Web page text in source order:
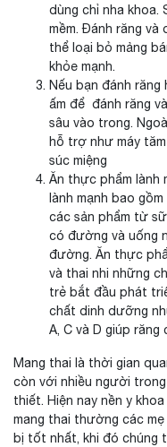
dùng chỉ nha khoa.
mềm. Đánh răng
thể loại bỏ mảng
khỏe mạnh.
Nếu bạn đánh
ấm để đánh răng
sâu vào trong.
hỗ trợ như máy
súc miệng
Ăn thực phẩm lành
lành mạnh bao
các sản phẩm từ
có đường và uống
đường. Ăn thực
và thai nhi những
trẻ bắt đầu phát
chất dinh dưỡng
A, C và D giúp
Mang thai là thời gian
còn với nhiều người trong
thiết. Hiện nay nền y
mang thai thường các
bị tốt nhất, khi đó chúng